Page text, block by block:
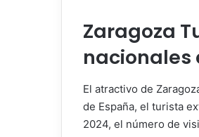
Zaragoza
nacionales
El atractivo de
de España, el turista
2024, el número de